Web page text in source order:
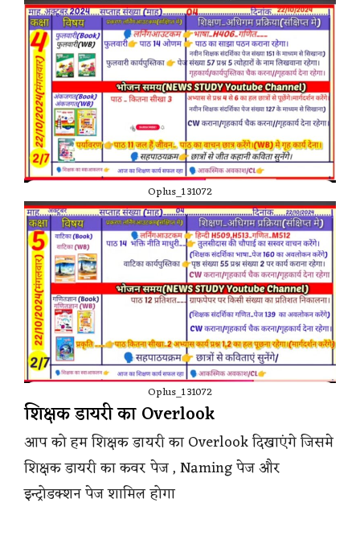
Oplus_131072
Oplus_131072
शिक्षक डायरी का Overlook
आप को हम शिक्षक डायरी का Overlook दिखाएंगे जिसमे
शिक्षक डायरी का कवर पेज , Naming पेज और
इन्ट्रोडक्शन पेज शामिल होगा